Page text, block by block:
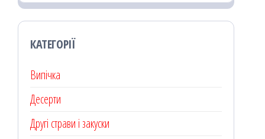
КАТЕГОРІЇ
Випічка
Десерти
Другі страви і закуски